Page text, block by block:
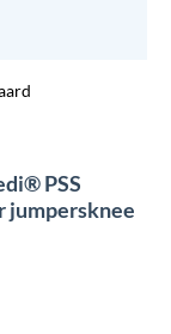
PSS
jumpersknee